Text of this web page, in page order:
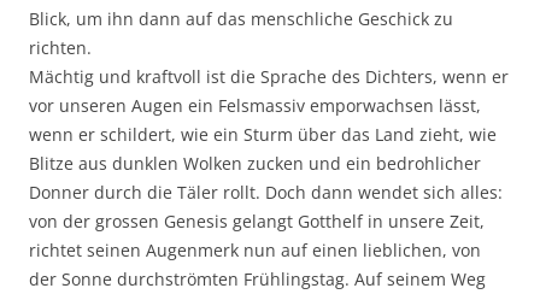
Blick, um ihn dann auf das menschliche Geschick zu
richten.
Mächtig und kraftvoll ist die Sprache des Dichters, wenn er
vor unseren Augen ein Felsmassiv emporwachsen lässt,
wenn er schildert, wie ein Sturm über das Land zieht, wie
Blitze aus dunklen Wolken zucken und ein bedrohlicher
Donner durch die Täler rollt. Doch dann wendet sich alles:
von der grossen Genesis gelangt Gotthelf in unsere Zeit,
richtet seinen Augenmerk nun auf einen lieblichen, von
der Sonne durchströmten Frühlingstag. Auf seinem Weg